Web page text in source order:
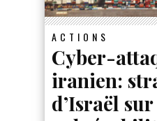
ACTIONS
Cyber-
iranien:
d’Israël